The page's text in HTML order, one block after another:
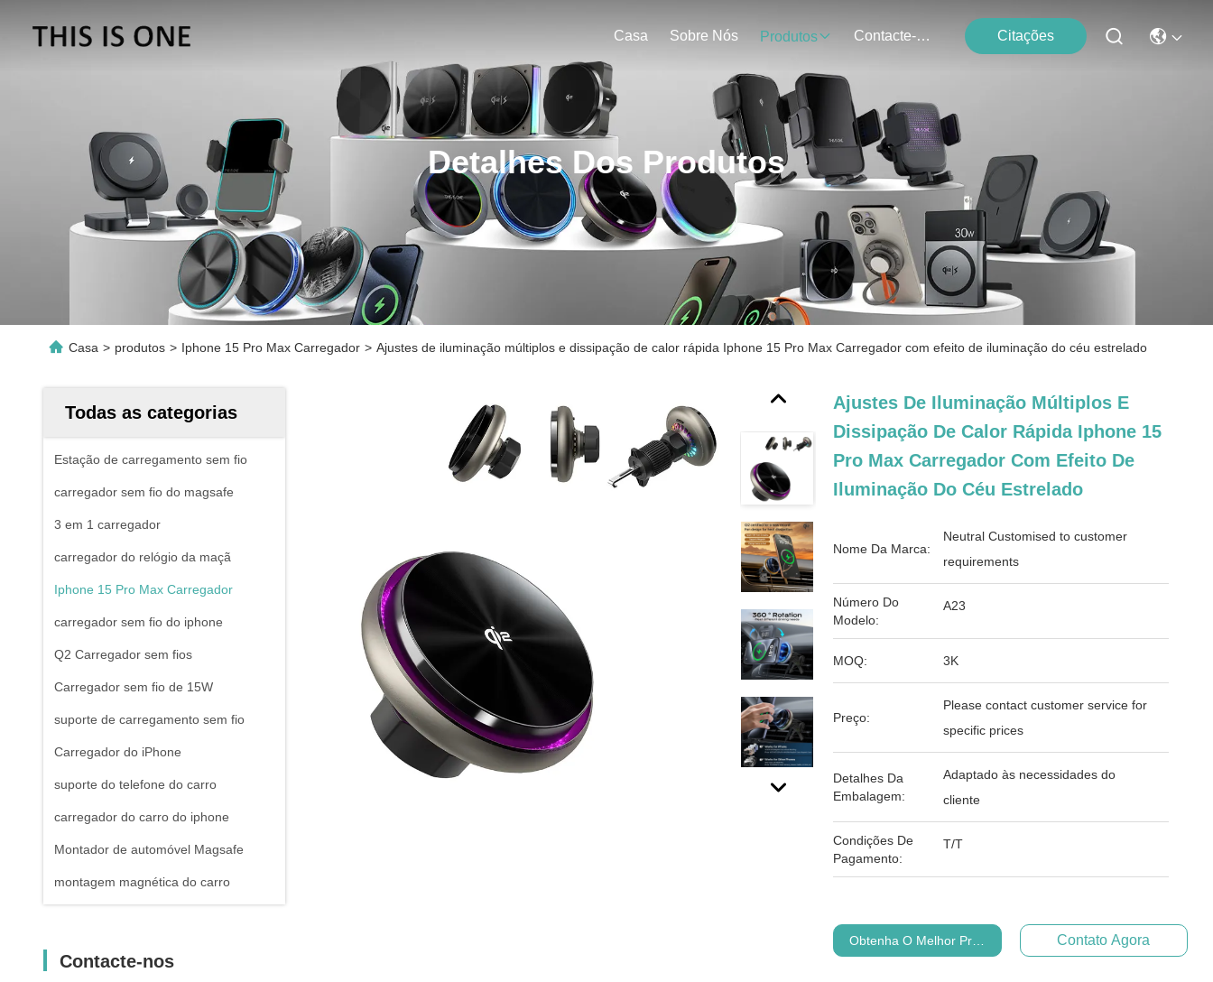
Casa Sobre Nós Produtos Contacte-Nos Citações
Detalhes Dos Produtos
Casa > produtos > Iphone 15 Pro Max Carregador > Ajustes de iluminação múltiplos e dissipação de calor rápida Iphone 15 Pro Max Carregador com efeito de iluminação do céu estrelado
Todas as categorias
Estação de carregamento sem fio
carregador sem fio do magsafe
3 em 1 carregador
carregador do relógio da maçã
Iphone 15 Pro Max Carregador
carregador sem fio do iphone
Q2 Carregador sem fios
Carregador sem fio de 15W
suporte de carregamento sem fio
Carregador do iPhone
suporte do telefone do carro
carregador do carro do iphone
Montador de automóvel Magsafe
montagem magnética do carro
Contacte-nos
Ajustes De Iluminação Múltiplos E
Dissipação De Calor Rápida Iphone 15
Pro Max Carregador Com Efeito De
Iluminação Do Céu Estrelado
Nome Da Marca:
Neutral Customised to customer
requirements
Número Do
Modelo:
A23
MOQ: 3K
Preço:
Please contact customer service for
specific prices
Detalhes Da
Embalagem:
Adaptado às necessidades do
cliente
Condições De
Pagamento:
T/T
Obtenha O Melhor Preço Contato Agora